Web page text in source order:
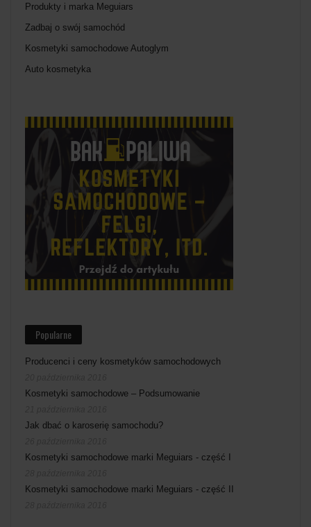
Produkty i marka Meguiars
Zadbaj o swój samochód
Kosmetyki samochodowe Autoglym
Auto kosmetyka
Popularne
Producenci i ceny kosmetyków samochodowych
Kosmetyki samochodowe – Podsumowanie
Jak dbać o karoserię samochodu?
Kosmetyki samochodowe marki Meguiars - część I
Kosmetyki samochodowe marki Meguiars - część II